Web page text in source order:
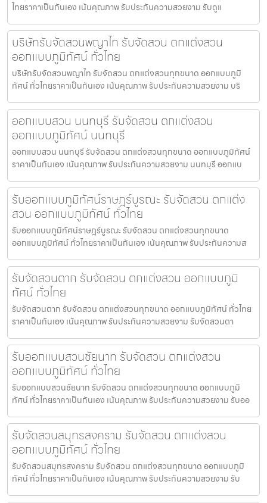
ไทยราคาเป็นกันเอง เน้นคุณภาพ รับประกันความสวยงาม รับดูแ
บริษัทรับจัดสวนพญาไท รับจัดสวน ตกแต่งสวน
ออกแบบภูมิทัศน์ ทั่วไทย
บริษัทรับจัดสวนพญาไท รับจัดสวน ตกแต่งสวนทุกขนาด ออกแบบภูมิ
ทัศน์ ทั่วไทยราคาเป็นกันเอง เน้นคุณภาพ รับประกันความสวยงาม บริ
ออกแบบสวน นนทบุรี รับจัดสวน ตกแต่งสวน
ออกแบบภูมิทัศน์ นนทบุรี
ออกแบบสวน นนทบุรี รับจัดสวน ตกแต่งสวนทุกขนาด ออกแบบภูมิทัศน์
ราคาเป็นกันเอง เน้นคุณภาพ รับประกันความสวยงาม นนทบุรี ออกแบ
รับออกแบบภูมิทัศน์ราษฎร์บูรณะ รับจัดสวน ตกแต่ง
สวน ออกแบบภูมิทัศน์ ทั่วไทย
รับออกแบบภูมิทัศน์ราษฎร์บูรณะ รับจัดสวน ตกแต่งสวนทุกขนาด
ออกแบบภูมิทัศน์ ทั่วไทยราคาเป็นกันเอง เน้นคุณภาพ รับประกันความส
รับจัดสวนตาก รับจัดสวน ตกแต่งสวน ออกแบบภูมิ
ทัศน์ ทั่วไทย
รับจัดสวนตาก รับจัดสวน ตกแต่งสวนทุกขนาด ออกแบบภูมิทัศน์ ทั่วไทย
ราคาเป็นกันเอง เน้นคุณภาพ รับประกันความสวยงาม รับจัดสวนตา
รับออกแบบสวนชัยนาท รับจัดสวน ตกแต่งสวน
ออกแบบภูมิทัศน์ ทั่วไทย
รับออกแบบสวนชัยนาท รับจัดสวน ตกแต่งสวนทุกขนาด ออกแบบภูมิ
ทัศน์ ทั่วไทยราคาเป็นกันเอง เน้นคุณภาพ รับประกันความสวยงาม รับออ
รับจัดสวนสมุทรสงคราม รับจัดสวน ตกแต่งสวน
ออกแบบภูมิทัศน์ ทั่วไทย
รับจัดสวนสมุทรสงคราม รับจัดสวน ตกแต่งสวนทุกขนาด ออกแบบภูมิ
ทัศน์ ทั่วไทยราคาเป็นกันเอง เน้นคุณภาพ รับประกันความสวยงาม รับ